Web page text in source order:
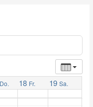
Do. 18 Fr. 19 Sa.